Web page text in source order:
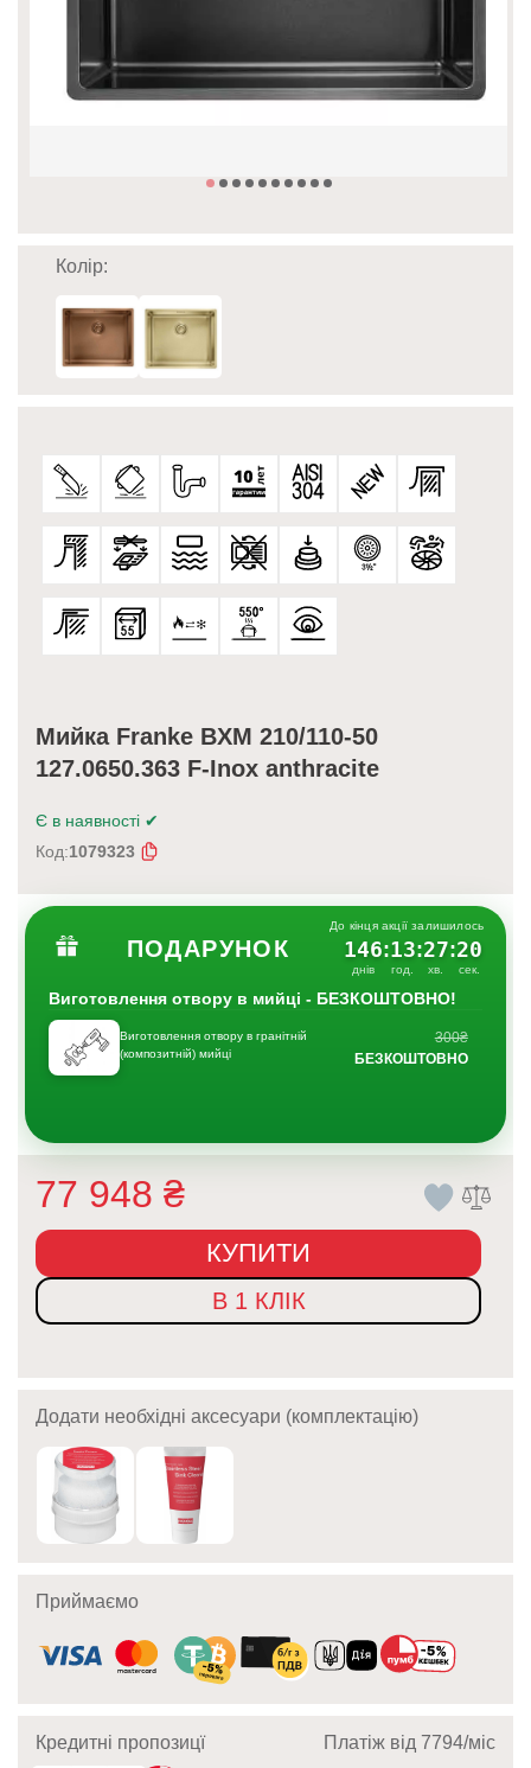
Колір:
Мийка Franke BXM 210/110-50
127.0650.363 F-Inox anthracite
Є в наявності ✔
Код:1079323
ПОДАРУНОК
До кінця акції залишилось
146
днів
:13
год.
:27
хв.
:20
сек.
Виготовлення отвору в мийці - БЕЗКОШТОВНО!
Виготовлення отвору в гранітній
(композитній) мийці
300₴
БЕЗКОШТОВНО
77 948 ₴
КУПИТИ
В 1 КЛІК
Додати необхідні аксесуари (комплектацію)
Приймаємо
Кредитні пропозицї Платіж від 7794/мic